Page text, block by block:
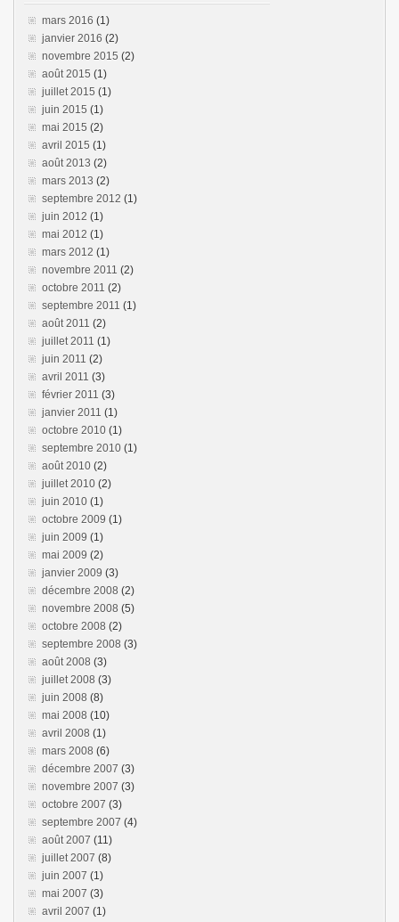
mars 2016 (1)
janvier 2016 (2)
novembre 2015 (2)
août 2015 (1)
juillet 2015 (1)
juin 2015 (1)
mai 2015 (2)
avril 2015 (1)
août 2013 (2)
mars 2013 (2)
septembre 2012 (1)
juin 2012 (1)
mai 2012 (1)
mars 2012 (1)
novembre 2011 (2)
octobre 2011 (2)
septembre 2011 (1)
août 2011 (2)
juillet 2011 (1)
juin 2011 (2)
avril 2011 (3)
février 2011 (3)
janvier 2011 (1)
octobre 2010 (1)
septembre 2010 (1)
août 2010 (2)
juillet 2010 (2)
juin 2010 (1)
octobre 2009 (1)
juin 2009 (1)
mai 2009 (2)
janvier 2009 (3)
décembre 2008 (2)
novembre 2008 (5)
octobre 2008 (2)
septembre 2008 (3)
août 2008 (3)
juillet 2008 (3)
juin 2008 (8)
mai 2008 (10)
avril 2008 (1)
mars 2008 (6)
décembre 2007 (3)
novembre 2007 (3)
octobre 2007 (3)
septembre 2007 (4)
août 2007 (11)
juillet 2007 (8)
juin 2007 (1)
mai 2007 (3)
avril 2007 (1)